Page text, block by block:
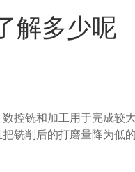
解多少呢
铣和加工用于完成较
铣削后的打磨量降为